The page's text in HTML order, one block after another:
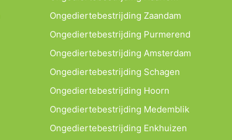
Ongediertebestrijding Zaandam
Ongediertebestrijding Purmerend
Ongediertebestrijding Amsterdam
Ongediertebestrijding Schagen
Ongediertebestrijding Hoorn
Ongediertebestrijding Medemblik
Ongediertebestrijding Enkhuizen